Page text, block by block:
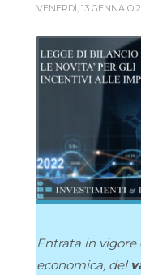
VENERDÌ, 13 GENNAIO
Entrata in vigore
economica, del